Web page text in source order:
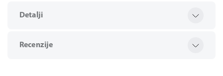
Detalji
Recenzije